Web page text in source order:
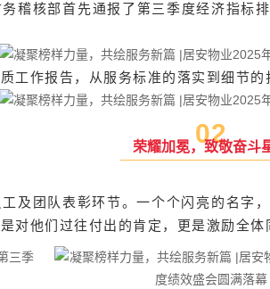
稽核部首先通报了第三季度经济指标
工作报告，从服务标准的落实到细节
02
荣耀加冕，致敬奋斗
及团队表彰环节。一个个闪亮的名字
对他们过往付出的肯定，更是激励全体